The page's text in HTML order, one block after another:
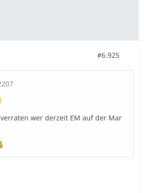
#6.925
wer derzeit EM auf der Mar